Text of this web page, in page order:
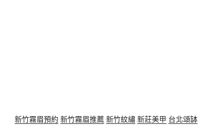
新竹霧眉預約 新竹霧眉推薦 新竹紋繡新莊美甲 台北頌缽